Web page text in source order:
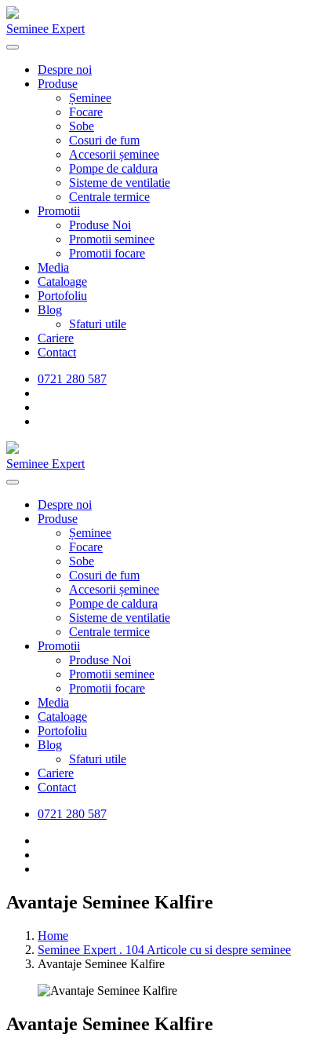
Seminee Expert
Despre noi
Produse
Șeminee
Focare
Sobe
Cosuri de fum
Accesorii șeminee
Pompe de caldura
Sisteme de ventilatie
Centrale termice
Promotii
Produse Noi
Promotii seminee
Promotii focare
Media
Cataloage
Portofoliu
Blog
Sfaturi utile
Cariere
Contact
0721 280 587
Seminee Expert
Despre noi
Produse
Șeminee
Focare
Sobe
Cosuri de fum
Accesorii șeminee
Pompe de caldura
Sisteme de ventilatie
Centrale termice
Promotii
Produse Noi
Promotii seminee
Promotii focare
Media
Cataloage
Portofoliu
Blog
Sfaturi utile
Cariere
Contact
0721 280 587
Avantaje Seminee Kalfire
Home
Seminee Expert . 104 Articole cu si despre seminee
Avantaje Seminee Kalfire
Avantaje Seminee Kalfire